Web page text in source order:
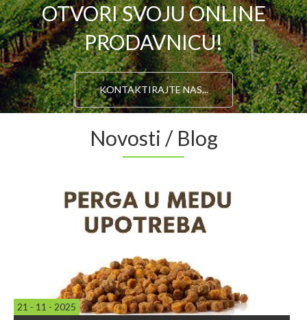
OTVORI SVOJU ONLINE
PRODAVNICU!
KONTAKTIRAJTE NAS...
Novosti / Blog
04 - 05 - 2026